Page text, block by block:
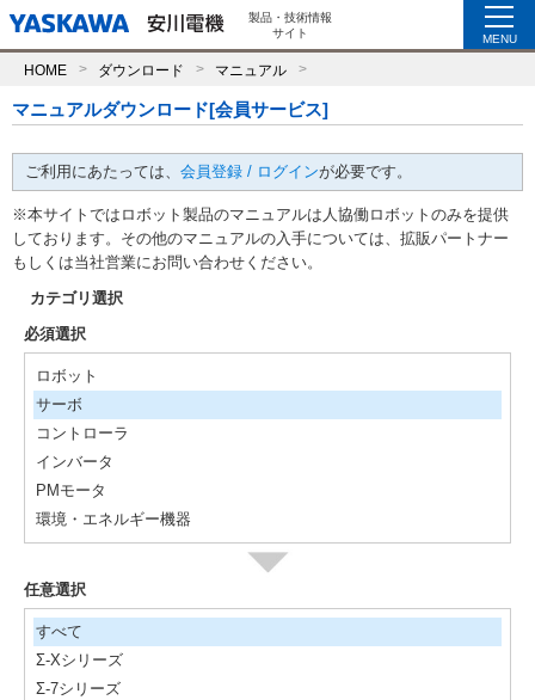
製品・技術情報
サイト
MENU
HOME ダウンロード マニュアル
マニュアルダウンロード[会員サービス]
ご利用にあたっては、 会員登録 / ログインが必要です。
※本サイトではロボット製品のマニュアルは人協働ロボットのみを提供
しております。その他のマニュアルの入手については、拡販パートナー
もしくは当社営業にお問い合わせください。
カテゴリ選択
必須選択
ロボット
サーボ
コントローラ
インバータ
PMモータ
環境・エネルギー機器
任意選択
すべて
Σ-Xシリーズ
Σ-7シリーズ